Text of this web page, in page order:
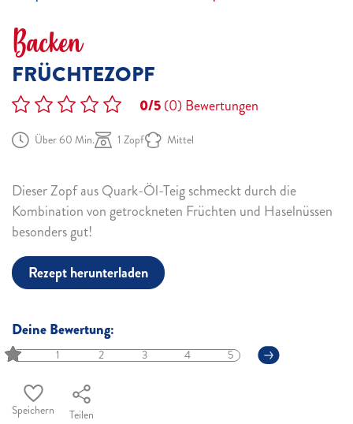
Backen
FRÜCHTEZOPF
0/5(0)Bewertungen
Über 60 Min. 1 Zopf Mittel
Dieser Zopf aus Quark-Öl-Teig schmeckt durch die
Kombination von getrockneten Früchten und Haselnüssen
besonders gut!
Rezept herunterladen
Deine Bewertung:
1 2 3 4 5
Speichern Teilen